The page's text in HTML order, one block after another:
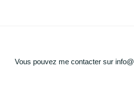
Vous pouvez me contacter sur